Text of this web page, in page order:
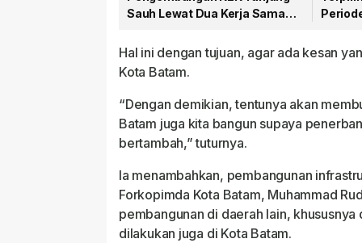
Sauh Lewat Dua Kerja Sama
Hal ini dengan tujuan, agar ada kesan
Kota Batam.
“Dengan demikian, tentunya akan
Batam juga kita bangun supaya
bertambah,” tuturnya.
Ia menambahkan, pembangunan
Forkopimda Kota Batam, Muhammad
pembangunan di daerah lain,
dilakukan juga di Kota Batam.